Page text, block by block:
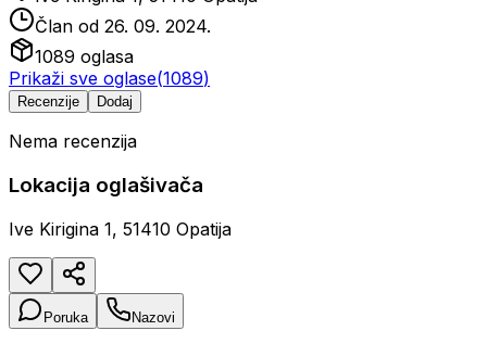
Član od 26. 09. 2024.
1089 oglasa
Prikaži sve oglase(1089)
Recenzije Dodaj
Nema recenzija
Lokacija oglašivača
Ive Kirigina 1, 51410 Opatija
Poruka Nazovi